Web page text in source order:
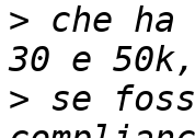
> che
> se